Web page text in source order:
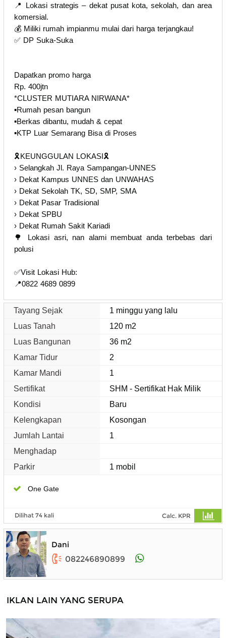
📍 Lokasi strategis – dekat pusat kota, sekolah, dan area
komersial.
💰 Miliki rumah impianmu mulai dari harga terjangkau!
✅ DP Suka-Suka
Dapatkan promo harga
Rp. 400jtn
*CLUSTER MUTIARA NIRWANA*
▪️Rumah pesan bangun
▪️Berkas dibantu, mudah & cepat
▪️KTP Luar Semarang Bisa di Proses
🎗️KEUNGGULAN LOKASI🎗️
› Selangkah Jl. Raya Sampangan-UNNES
› Dekat Kampus UNNES dan UNWAHAS
› Dekat Sekolah TK, SD, SMP, SMA
› Dekat Pasar Tradisional
› Dekat SPBU
› Dekat Rumah Sakit Kariadi
🌳 Lokasi asri, nan alami membuat anda terbebas dari
polusi
✅Visit Lokasi Hub:
📍0822 4689 0899
Tayang Sejak
1 minggu yang lalu
Luas Tanah
120 m2
Luas Bangunan
36 m2
Kamar Tidur
2
Kamar Mandi
1
Sertifikat
SHM - Sertifikat Hak Milik
Kondisi
Baru
Kelengkapan
Kosongan
Jumlah Lantai
1
Menghadap
Parkir
1 mobil
One Gate
Dilihat 74 kali Calc. KPR
Dani
082246890899
IKLAN LAIN YANG SERUPA